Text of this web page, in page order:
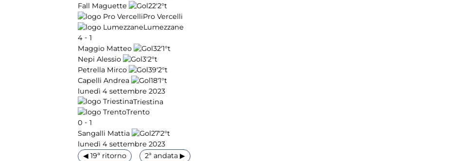
Fall Maguette
22'2°t
Pro Vercelli
Lumezzane
4 - 1
Maggio Matteo
32'1°t
Nepi Alessio
3'2°t
Petrella Mirco
39'2°t
Capelli Andrea
18'1°t
lunedì 4 settembre 2023
Triestina
Trento
0 - 1
Sangalli Mattia
27'2°t
lunedì 4 settembre 2023
◀ 19ª ritorno
2ª andata ▶